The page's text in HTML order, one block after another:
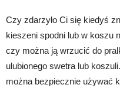
Czy zdarzyło Ci się kiedyś
kieszeni spodni lub w koszu
czy można ją wrzucić do
ulubionego swetra lub
można bezpiecznie używać